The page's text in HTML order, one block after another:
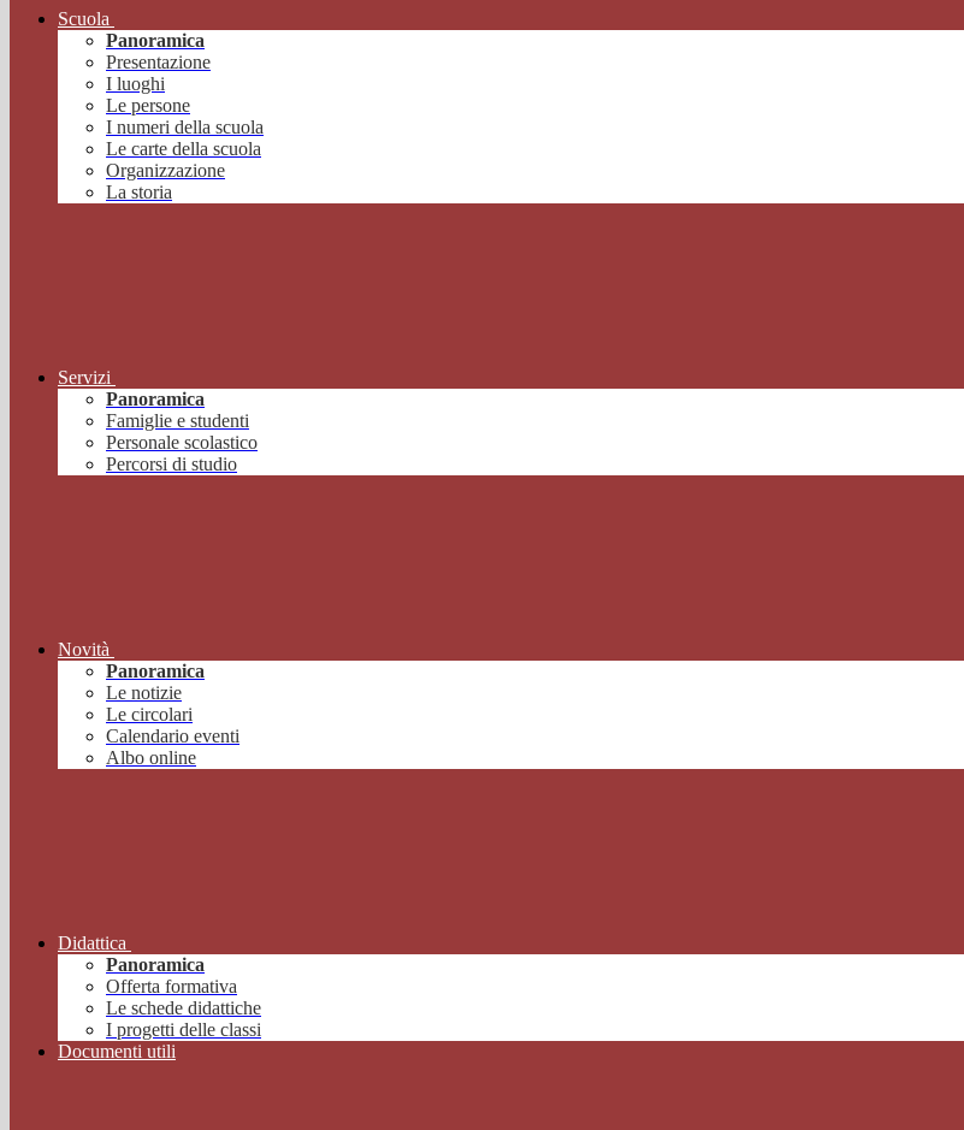
Scuola
Panoramica
Presentazione
I luoghi
Le persone
I numeri della scuola
Le carte della scuola
Organizzazione
La storia
Servizi
Panoramica
Famiglie e studenti
Personale scolastico
Percorsi di studio
Novità
Panoramica
Le notizie
Le circolari
Calendario eventi
Albo online
Didattica
Panoramica
Offerta formativa
Le schede didattiche
I progetti delle classi
Documenti utili